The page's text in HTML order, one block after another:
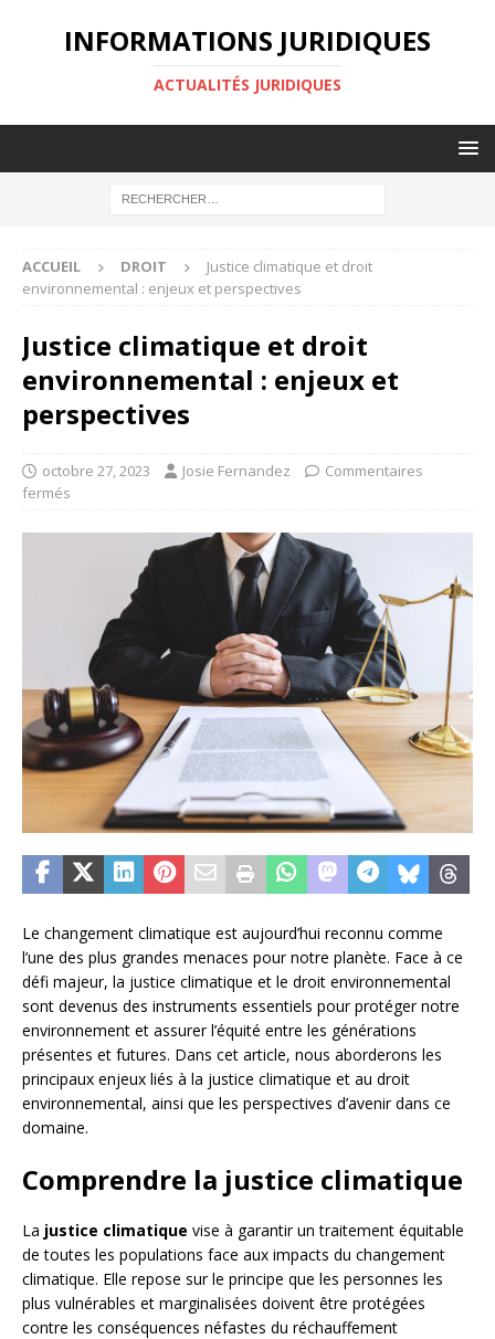
INFORMATIONS JURIDIQUES
ACTUALITÉS JURIDIQUES
ACCUEIL DROIT
Justice climatique et droit
environnemental : enjeux et perspectives
Justice climatique et droit
environnemental : enjeux et
perspectives
octobre 27, 2023 Josie Fernandez
Commentaires
fermés
Le changement climatique est aujourd’hui reconnu comme
l’une des plus grandes menaces pour notre planète. Face à ce
défi majeur, la justice climatique et le droit environnemental
sont devenus des instruments essentiels pour protéger notre
environnement et assurer l’équité entre les générations
présentes et futures. Dans cet article, nous aborderons les
principaux enjeux liés à la justice climatique et au droit
environnemental, ainsi que les perspectives d’avenir dans ce
domaine.
Comprendre la justice climatique
La justice climatique vise à garantir un traitement équitable
de toutes les populations face aux impacts du changement
climatique. Elle repose sur le principe que les personnes les
plus vulnérables et marginalisées doivent être protégées
contre les conséquences néfastes du réchauffement